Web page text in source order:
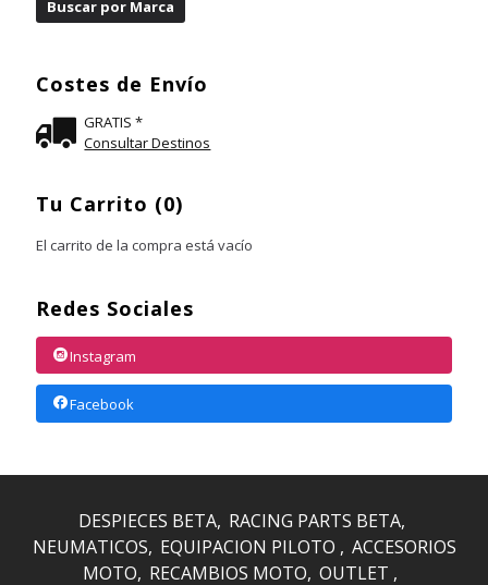
Costes de Envío
GRATIS *
Consultar Destinos
Tu Carrito (0)
El carrito de la compra está vacío
Redes Sociales
Instagram
Facebook
DESPIECES BETA RACING PARTS BETA
NEUMATICOS EQUIPACION PILOTO
ACCESORIOS
MOTO RECAMBIOS MOTO OUTLET